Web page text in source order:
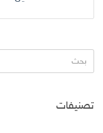
البحث
عن:
تصنيفات